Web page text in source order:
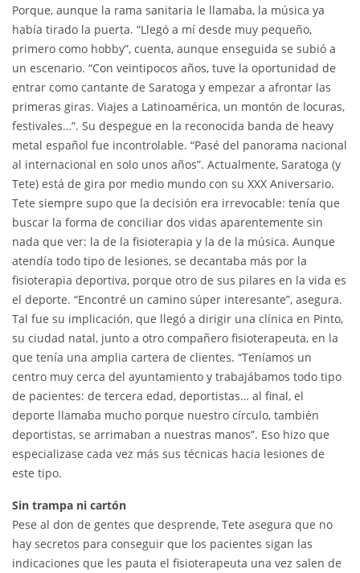
Porque, aunque la rama sanitaria le llamaba, la música ya
había tirado la puerta. “Llegó a mí desde muy pequeño,
primero como hobby”, cuenta, aunque enseguida se subió a
un escenario. “Con veintipocos años, tuve la oportunidad de
entrar como cantante de Saratoga y empezar a afrontar las
primeras giras. Viajes a Latinoamérica, un montón de locuras,
festivales…”. Su despegue en la reconocida banda de heavy
metal español fue incontrolable. “Pasé del panorama nacional
al internacional en solo unos años”. Actualmente, Saratoga (y
Tete) está de gira por medio mundo con su XXX Aniversario.
Tete siempre supo que la decisión era irrevocable: tenía que
buscar la forma de conciliar dos vidas aparentemente sin
nada que ver: la de la fisioterapia y la de la música. Aunque
atendía todo tipo de lesiones, se decantaba más por la
fisioterapia deportiva, porque otro de sus pilares en la vida es
el deporte. “Encontré un camino súper interesante”, asegura.
Tal fue su implicación, que llegó a dirigir una clínica en Pinto,
su ciudad natal, junto a otro compañero fisioterapeuta, en la
que tenía una amplia cartera de clientes. “Teníamos un
centro muy cerca del ayuntamiento y trabajábamos todo tipo
de pacientes: de tercera edad, deportistas… al final, el
deporte llamaba mucho porque nuestro círculo, también
deportistas, se arrimaban a nuestras manos”. Eso hizo que
especializase cada vez más sus técnicas hacia lesiones de
este tipo.
Sin trampa ni cartón
Pese al don de gentes que desprende, Tete asegura que no
hay secretos para conseguir que los pacientes sigan las
indicaciones que les pauta el fisioterapeuta una vez salen de